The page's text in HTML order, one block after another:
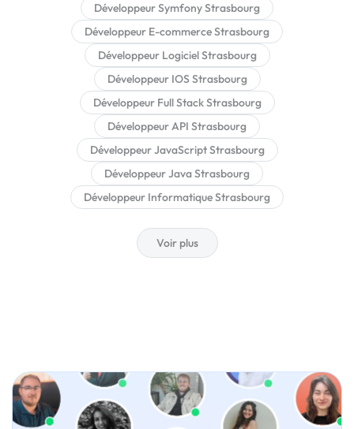
Développeur Symfony Strasbourg
Développeur E-commerce Strasbourg
Développeur Logiciel Strasbourg
Développeur IOS Strasbourg
Développeur Full Stack Strasbourg
Développeur API Strasbourg
Développeur JavaScript Strasbourg
Développeur Java Strasbourg
Développeur Informatique Strasbourg
Voir plus